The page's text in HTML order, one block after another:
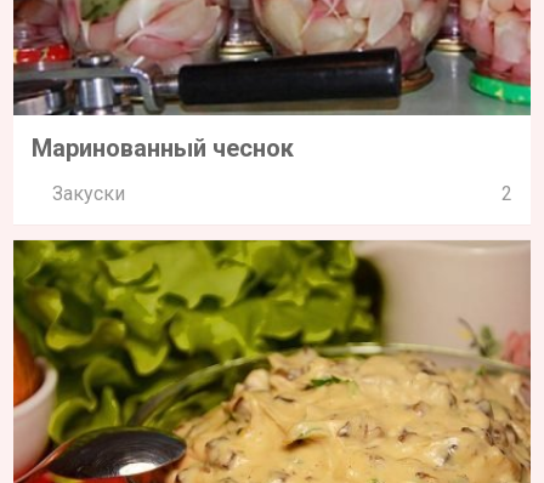
Маринованный чеснок
Закуски 2